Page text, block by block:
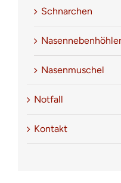
Schnarchen
Nasenmuschel
Notfall
Kontakt